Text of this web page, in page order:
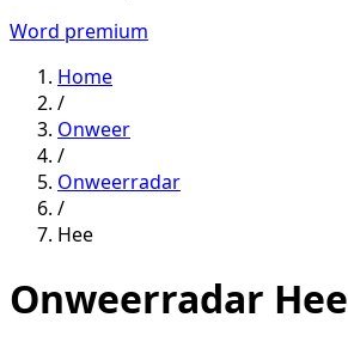
Word premium
Home
/
Onweer
/
Onweerradar
/
Hee
Onweerradar Hee